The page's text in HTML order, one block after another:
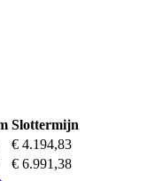
Slottermijn
€ 4.194,83
€ 6.991,38